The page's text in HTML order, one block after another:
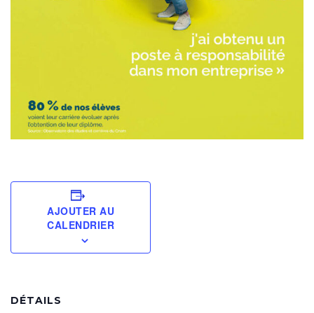
AJOUTER AU
CALENDRIER
DÉTAILS